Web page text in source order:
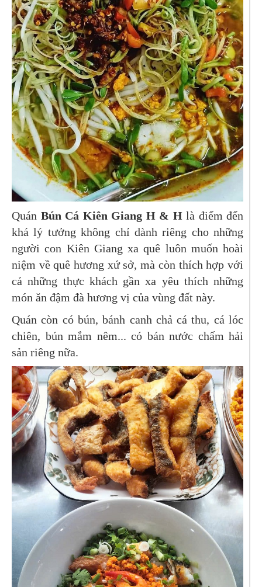
Quán Bún Cá Kiên Giang H & Hlà điểm đến
khá lý tưởng không chỉ dành riêng cho những
người con Kiên Giang xa quê luôn muốn hoài
niệm về quê hương xứ sở, mà còn thích hợp với
cả những thực khách gần xa yêu thích những
món ăn đậm đà hương vị của vùng đất này.
Quán còn có bún, bánh canh chả cá thu, cá lóc
chiên, bún mắm nêm... có bán nước chấm hải
sản riêng nữa.